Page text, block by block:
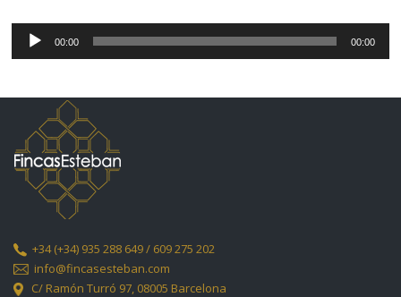
Reproductor
audio
00:00 00:00
+34(+34) 935 288 649 / 609 275 202
info@fincasesteban.com
C/ Ramón Turró 97, 08005 Barcelona